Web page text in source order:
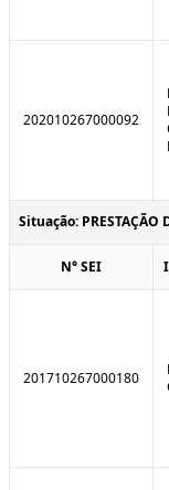
202010267000092
Situação: PRESTAÇÃO
N° SEI
201710267000180